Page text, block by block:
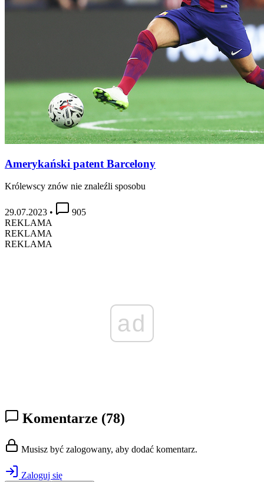
Amerykański patent Barcelony
Królewscy znów nie znaleźli sposobu
29.07.2023 •
905
REKLAMA
REKLAMA
REKLAMA
ad
Komentarze (78)
Musisz być zalogowany, aby dodać komentarz.
Zaloguj się